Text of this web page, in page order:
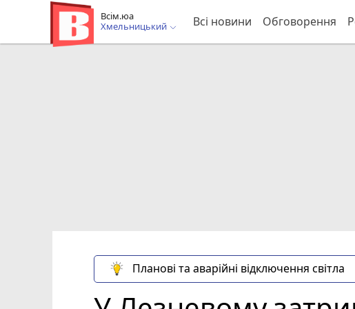
Всім.юа
Хмельницький
Всі новини Обговорення
Планові та аварійні відключення світла